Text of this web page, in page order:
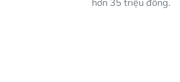
hơn 35 triệu đồng.